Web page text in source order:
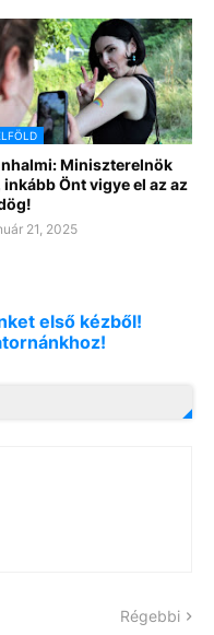
Miniszterelnök
inkább Önt vigye el az az
21, 2025
első kézből!
Régebbi